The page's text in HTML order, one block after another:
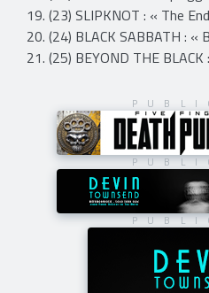
19. (23) SLIPKNOT : « The
20. (24) BLACK SABBATH : «
21. (25) BEYOND THE